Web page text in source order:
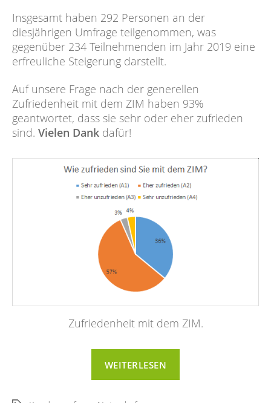
Insgesamt haben 292 Personen an der
diesjährigen Umfrage teilgenommen, was
gegenüber 234 Teilnehmenden im Jahr 2019 eine
erfreuliche Steigerung darstellt.
Auf unsere Frage nach der generellen
Zufriedenheit mit dem ZIM haben 93%
geantwortet, dass sie sehr oder eher zufrieden
sind. Vielen Dank dafür!
Zufriedenheit mit dem ZIM.
WEITERLESEN